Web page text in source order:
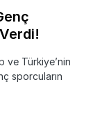
ve Türkiye’nin
sporcuların